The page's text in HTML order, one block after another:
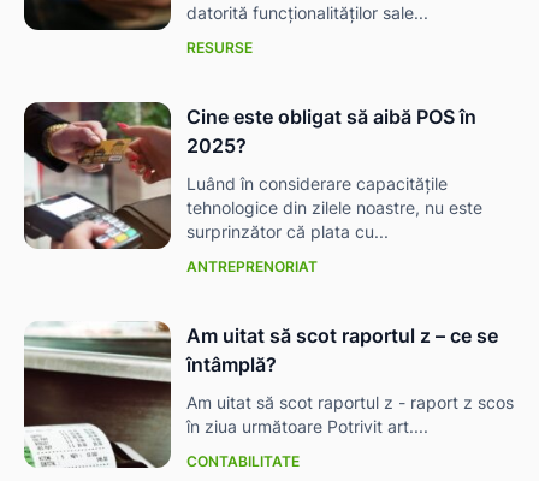
datorită funcționalităților sale...
RESURSE
Cine este obligat să aibă POS în
2025?
Luând în considerare capacitățile
tehnologice din zilele noastre, nu este
surprinzător că plata cu...
ANTREPRENORIAT
Am uitat să scot raportul z – ce se
întâmplă?
Am uitat să scot raportul z - raport z scos
în ziua următoare Potrivit art....
CONTABILITATE